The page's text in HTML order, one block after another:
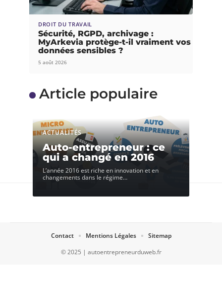
DROIT DU TRAVAIL
Sécurité, RGPD, archivage :
MyArkevia protège-t-il vraiment vos
données sensibles ?
5 août 2026
Article populaire
ACTUALITÉS
Auto-entrepreneur : ce
qui a changé en 2016
L’année 2016 est riche en innovation et en
changements dans le régime…
© 2025 | autoentrepreneurduweb.fr
Contact Mentions Légales Sitemap